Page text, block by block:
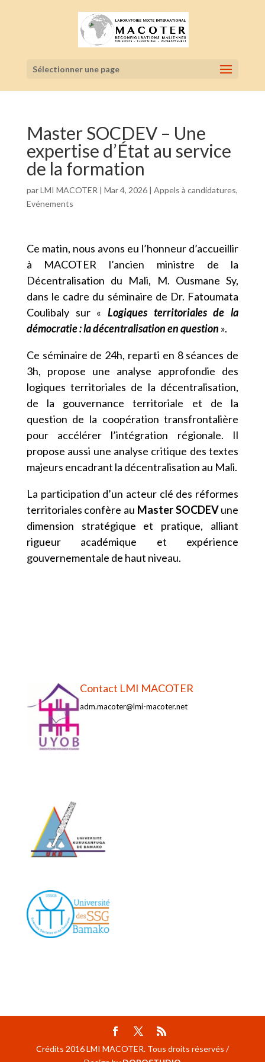
Sélectionner une page
Master SOCDEV – Une
expertise d’État au service
de la formation
parLMI MACOTER | Mar 4, 2026| Appels à candidatures,
Evénements
Ce matin, nous avons eu l’honneur d’accueillir
à MACOTER l’ancien ministre de la
Décentralisation du Mali, M. Ousmane Sy,
dans le cadre du séminaire de Dr. Fatoumata
Coulibaly sur « Logiques territoriales de la
démocratie : la décentralisation en question ».
Ce séminaire de 24h, reparti en 8 séances de
3h, propose une analyse approfondie des
logiques territoriales de la décentralisation,
de la gouvernance territoriale et de la
question de la coopération transfrontalière
pour accélérer l’intégration régionale. Il
propose aussi une analyse critique des textes
majeurs encadrant la décentralisation au Mali.
La participation d’un acteur clé des réformes
territoriales confère au Master SOCDEVune
dimension stratégique et pratique, alliant
rigueur académique et expérience
gouvernementale de haut niveau.
Contact LMI MACOTER
adm.macoter@lmi-macoter.net
Crédits 2016 LMI MACOTER. Tous droits réservés /